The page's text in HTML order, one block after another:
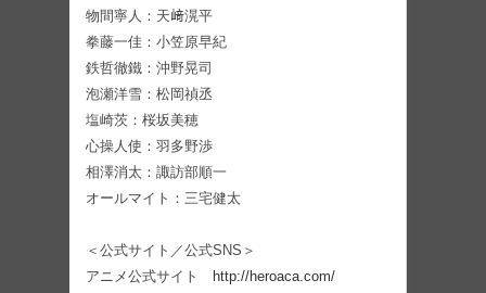
物間寧人：天﨑滉平
拳藤一佳：小笠原早紀
鉄哲徹鐵：沖野晃司
泡瀬洋雪：松岡禎丞
塩崎茨：桜坂美穂
心操人使：羽多野渉
相澤消太：諏訪部順一
オールマイト：三宅健太
＜公式サイト／公式SNS＞
アニメ公式サイト
http://heroaca.com/